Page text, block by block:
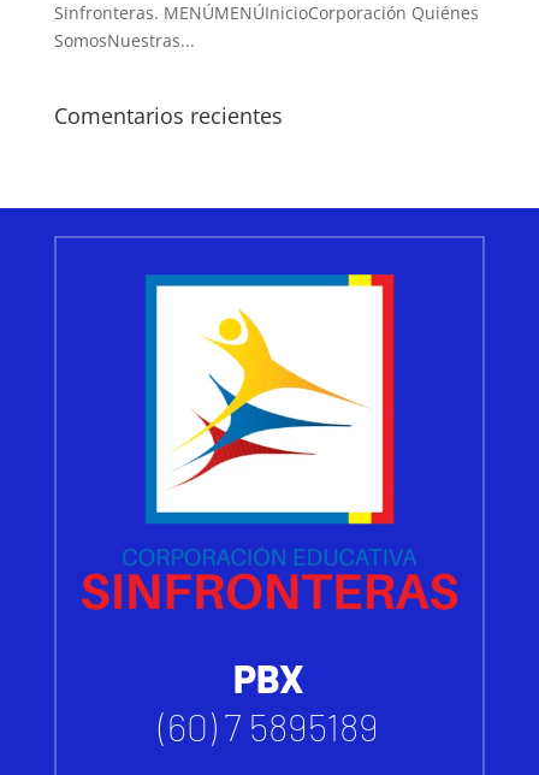
Sinfronteras. MENÚMENÚInicioCorporación Quiénes
SomosNuestras...
Comentarios recientes
PBX
(60) 7 5895189